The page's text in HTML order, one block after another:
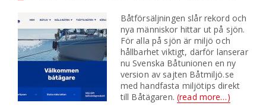
Båtförsäljningen slår rekord och
nya människor hittar ut på sjön.
För alla på sjön är miljö och
hållbarhet viktigt, därför lanserar
nu Svenska Båtunionen en ny
version av sajten Båtmiljö.se
med handfasta miljötips direkt
till Båtägaren. (read more…)